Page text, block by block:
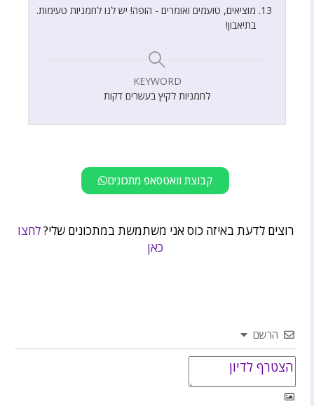
מוציאים, טועמים ואומרים - הופה! יש לנו לחמניות טעימות.
בתיאבון!
KEYWORD
לחמניות לקיץ בעשרים דקות
קבוצת וואטסאפ מתכונים
רוצים לדעת באיזה כוס אני משתמשת במתכונים שלי?לחצו
כאן
הרשם